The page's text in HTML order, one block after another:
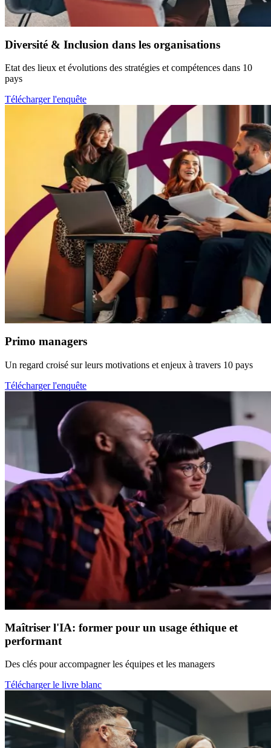
Diversité & Inclusion dans les organisations
Etat des lieux et évolutions des stratégies et compétences dans 10
pays
Télécharger l'enquête
Primo managers
Un regard croisé sur leurs motivations et enjeux à travers 10 pays
Télécharger l'enquête
Maîtriser l'IA: former pour un usage éthique et
performant
Des clés pour accompagner les équipes et les managers
Télécharger le livre blanc